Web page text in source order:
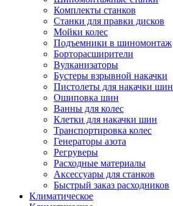
Комплекты станков
Станки для правки дисков
Мойки колес
Подъемники в шиномонтаж
Борторасширители
Вулканизаторы
Бустеры взрывной накачки
Пистолеты для накачки шин
Ошиповка шин
Ванны для колес
Клетки для накачки шин
Транспортировка колес
Генераторы азота
Регруверы
Расходные материалы
Аксессуары для станков
Быстрый заказ расходников
Климатическое